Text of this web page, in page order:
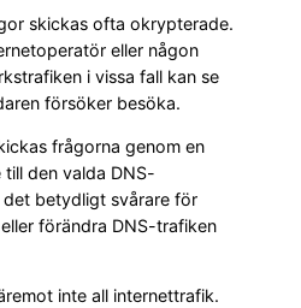
skickas ofta okrypterade.
eller någon
i vissa fall kan se
försöker besöka.
frågorna genom en
den valda DNS-
betydligt svårare för
förändra DNS-trafiken
inte all internettrafik.